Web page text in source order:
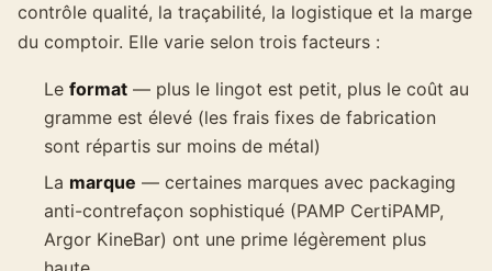
contrôle qualité, la traçabilité, la logistique et la marge
du comptoir. Elle varie selon trois facteurs :
Le format — plus le lingot est petit, plus le coût au
gramme est élevé (les frais fixes de fabrication
sont répartis sur moins de métal)
La marque — certaines marques avec packaging
anti-contrefaçon sophistiqué (PAMP CertiPAMP,
Argor KineBar) ont une prime légèrement plus